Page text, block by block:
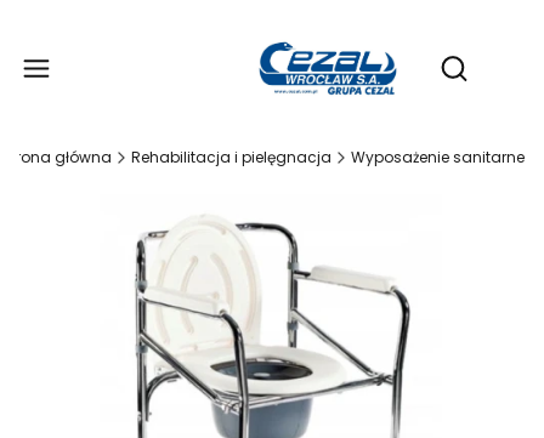
Otwórz
Strona główna Rehabilitacja i pielęgnacja Wyposażenie sanitarne